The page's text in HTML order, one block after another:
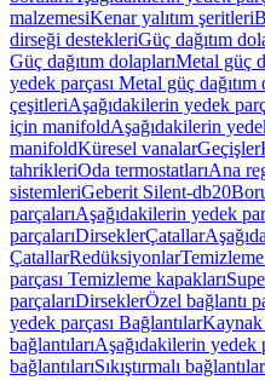
malzemesiKenar yalıtım şeritleri
dirseği destekleriGüç dağıtım
Güç dağıtım dolaplarıMetal güç
yedek parçası Metal güç dağıtım
çeşitleriAşağıdakilerin yedek
için manifoldAşağıdakilerin
manifoldKüresel vanalarGeçişler
tahrikleriOda termostatlarıAna
sistemleriGeberit Silent-db20
parçalarıAşağıdakilerin yedek
parçalarıDirseklerÇatallar
ÇatallarRedüksiyonlar
parçası Temizleme kapakları
parçalarıDirseklerÖzel bağlantı
yedek parçası BağlantılarKaynak
bağlantılarıAşağıdakilerin yedek
bağlantılarıSıkıştırmalı bağlantılar